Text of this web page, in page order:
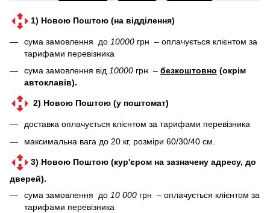
1) Новою Поштою (на відділення)
сума замовлення до 10000 грн – оплачується клієнтом за
тарифами перевізника
сума замовлення від 10000 грн – безкоштовно (окрім
автоклавів).
2) Новою Поштою (у поштомат)
доставка оплачується клієнтом за тарифами перевізника
максимальна вага до 20 кг, розміри 60/30/40 см.
3) Новою Поштою (кур'єром на зазначену адресу, до
дверей).
сума замовлення до 10 000 грн – оплачується клієнтом за
тарифами перевізника